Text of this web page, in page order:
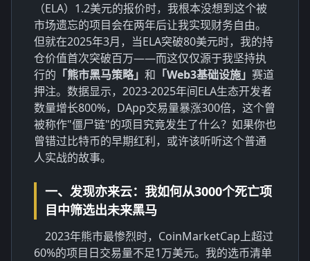
（ELA）1.2美元的报价时，我根本没想到这个被
市场遗忘的项目会在两年后让我实现财务自由。
但就在2025年3月，当ELA突破80美元时，我的持
仓价值首次突破百万——而这仅仅源于我坚持执
行的 「熊市黑马策略」 和 「Web3基础设施」 赛道
押注。数据显示，2023-2025年间ELA生态开发者
数量增长800%，DApp交易量暴涨300倍，这个曾
被称作"僵尸链"的项目究竟发生了什么？如果你也
曾错过比特币的早期红利，或许该听听这个普通
人实战的故事。
一、发现亦来云：我如何从3000个死亡项
目中筛选出未来黑马
2023年熊市最惨烈时，CoinMarketCap上超过
60%的项目日交易量不足1万美元。我的选币清单